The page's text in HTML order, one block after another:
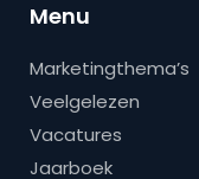
Menu
Marketingthema’s
Veelgelezen
Vacatures
Jaarboek